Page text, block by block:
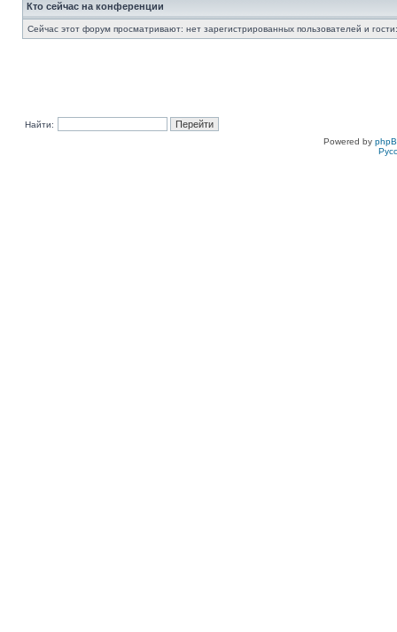
Кто сейчас на конференции
Сейчас этот форум просматривают: нет зарегистрированных пользователей и
Найти:
Powered by